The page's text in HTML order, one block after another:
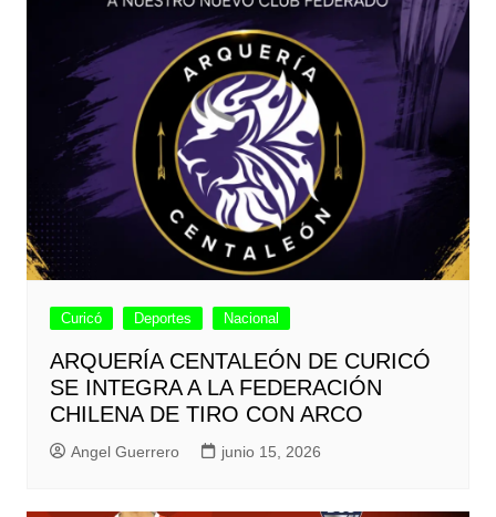
Curicó Deportes Nacional
ARQUERÍA CENTALEÓN DE CURICÓ
SE INTEGRA A LA FEDERACIÓN
CHILENA DE TIRO CON ARCO
Angel Guerrero junio 15, 2026